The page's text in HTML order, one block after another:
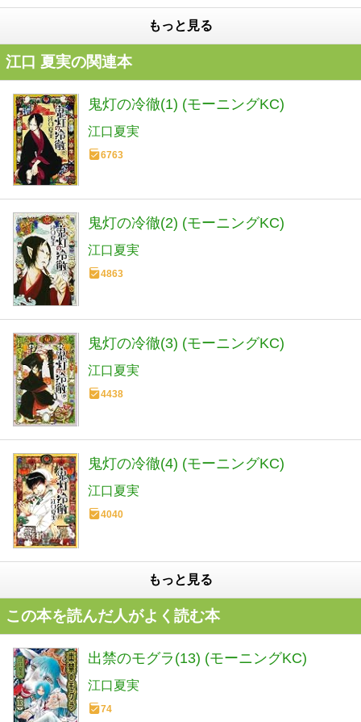
もっと見る
江口 夏実の関連本
鬼灯の冷徹(1) (モーニングKC)
江口夏実
6763
鬼灯の冷徹(2) (モーニングKC)
江口夏実
4863
鬼灯の冷徹(3) (モーニングKC)
江口夏実
4438
鬼灯の冷徹(4) (モーニングKC)
江口夏実
4040
もっと見る
この本を読んだ人がよく読む本
出禁のモグラ(13) (モーニングKC)
江口夏実
74